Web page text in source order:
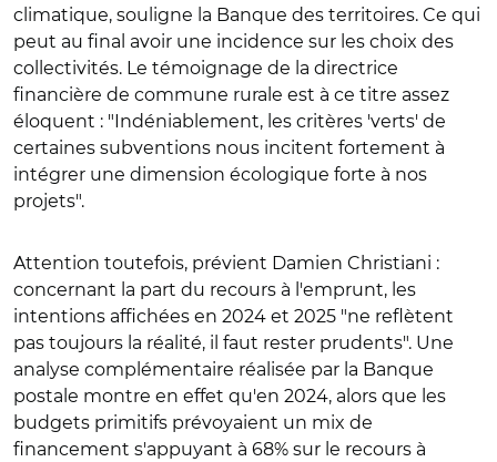
climatique, souligne la Banque des territoires. Ce qui
peut au final avoir une incidence sur les choix des
collectivités. Le témoignage de la directrice
financière de commune rurale est à ce titre assez
éloquent : "Indéniablement, les critères 'verts' de
certaines subventions nous incitent fortement à
intégrer une dimension écologique forte à nos
projets".
Attention toutefois, prévient Damien Christiani :
concernant la part du recours à l'emprunt, les
intentions affichées en 2024 et 2025 "ne reflètent
pas toujours la réalité, il faut rester prudents". Une
analyse complémentaire réalisée par la Banque
postale montre en effet qu'en 2024, alors que les
budgets primitifs prévoyaient un mix de
financement s'appuyant à 68% sur le recours à